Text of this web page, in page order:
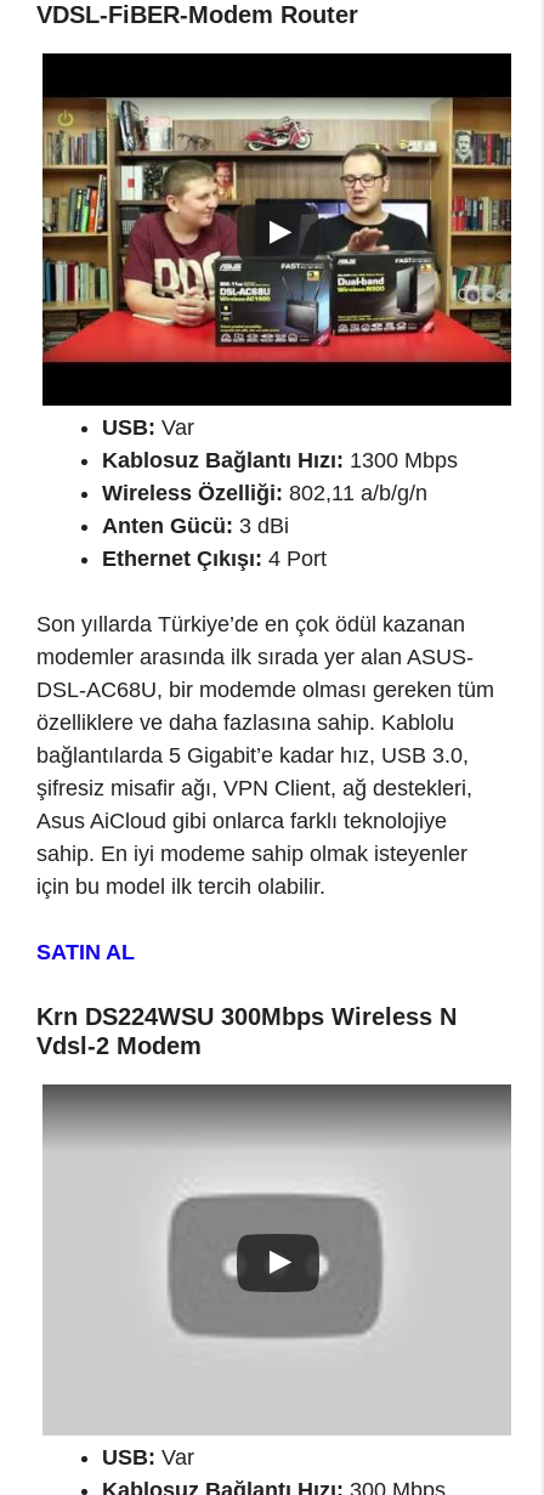
VDSL-FiBER-Modem Router
USB: Var
Kablosuz Bağlantı Hızı: 1300 Mbps
Wireless Özelliği: 802,11 a/b/g/n
Anten Gücü: 3 dBi
Ethernet Çıkışı: 4 Port
Son yıllarda Türkiye’de en çok ödül kazanan
modemler arasında ilk sırada yer alan ASUS-
DSL-AC68U, bir modemde olması gereken tüm
özelliklere ve daha fazlasına sahip. Kablolu
bağlantılarda 5 Gigabit’e kadar hız, USB 3.0,
şifresiz misafir ağı, VPN Client, ağ destekleri,
Asus AiCloud gibi onlarca farklı teknolojiye
sahip. En iyi modeme sahip olmak isteyenler
için bu model ilk tercih olabilir.
SATIN AL
Krn DS224WSU 300Mbps Wireless N
Vdsl-2 Modem
USB: Var
Kablosuz Bağlantı Hızı: 300 Mbps